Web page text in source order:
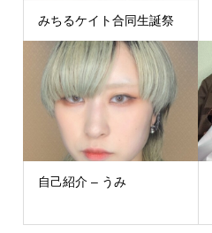
みちるケイト合同生誕祭
自己紹介 – うみ